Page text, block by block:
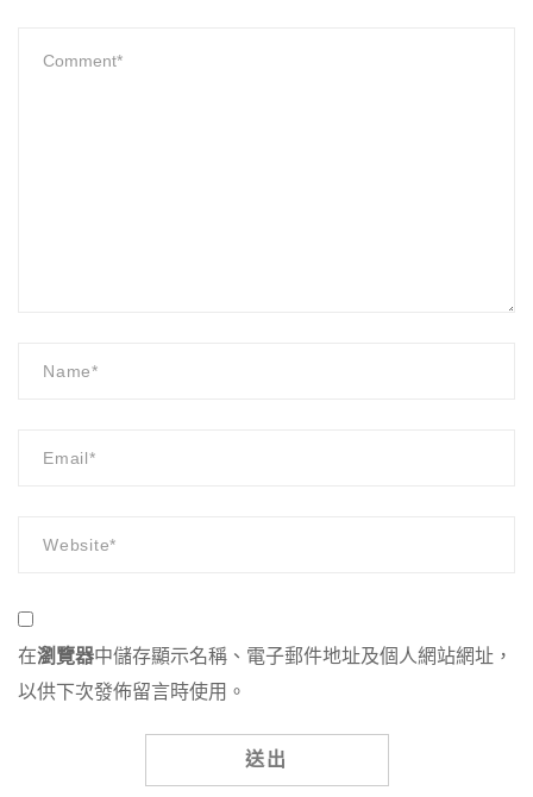
在瀏覽器中儲存顯示名稱、電子郵件地址及個人網站網址，
以供下次發佈留言時使用。